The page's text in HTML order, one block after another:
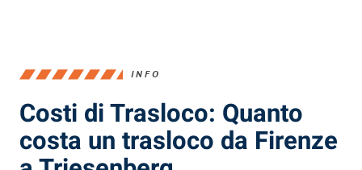
INFO
Costi di Trasloco: Quanto
costa un trasloco da Firenze